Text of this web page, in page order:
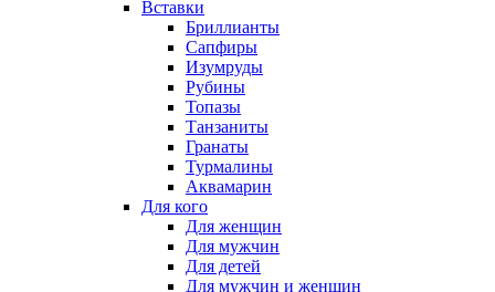
Вставки
Бриллианты
Сапфиры
Изумруды
Рубины
Топазы
Танзаниты
Гранаты
Турмалины
Аквамарин
Для кого
Для женщин
Для мужчин
Для детей
Для мужчин и женщин